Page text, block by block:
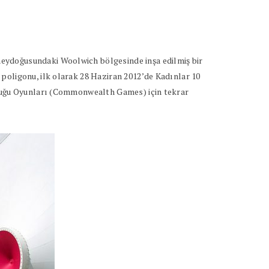
Woolwich bölgesinde inşa edilmiş bir
ilk olarak 28 Haziran 2012’de Kadınlar 10
Oyunları (Commonwealth Games) için tekrar